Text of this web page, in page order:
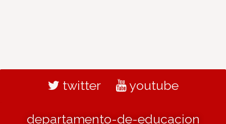
twitter youtube
departamento-de-educacion